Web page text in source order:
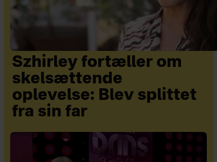
Szhirley fortæller om
skelsættende
oplevelse: Blev splittet
fra sin far